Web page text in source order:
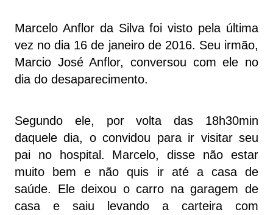
Marcelo Anflor da Silva foi visto pela última
vez no dia 16 de janeiro de 2016. Seu irmão,
Marcio José Anflor, conversou com ele no
dia do desaparecimento.
Segundo ele, por volta das 18h30min
daquele dia, o convidou para ir visitar seu
pai no hospital. Marcelo, disse não estar
muito bem e não quis ir até a casa de
saúde. Ele deixou o carro na garagem de
casa e saiu levando a carteira com